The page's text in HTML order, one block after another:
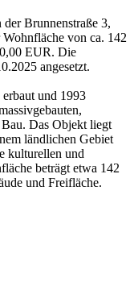
Brunnenstraße 3,
von ca. 142
EUR. Die
angesetzt.
und 1993
Das Objekt liegt
ländlichen Gebiet
kulturellen und
beträgt etwa 142
und Freifläche.